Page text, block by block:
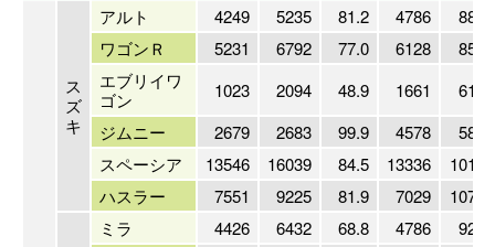
ス
ズ
キ
アルト 4249 5235 81.2 4786
88.8
ワゴンＲ
5231 6792 77.0 6128
85.4
エブリイワ
ゴン
1023 2094 48.9 1661
61.6
ジムニー
2679 2683 99.9 4578
58.5
スペーシア
13546 16039 84.5 13336
101.6
ハスラー
7551 9225 81.9 7029 107.4
ミラ 4426 6432 68.8 4786
92.5